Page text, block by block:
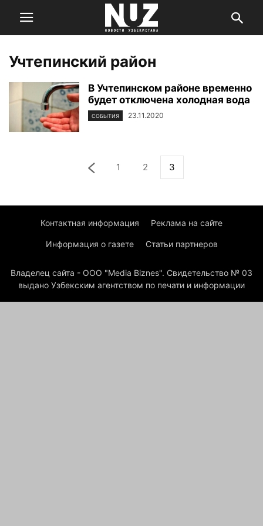
Учтепинский район
В Учтепинском районе временно
будет отключена холодная вода
СОБЫТИЯ 23.11.2020
1 2 3
Контактная информация Реклама на сайте
Информация о газете Статьи партнеров
Владелец сайта - ООО "Media Biznes". Свидетельство № 03
выдано Узбекским агентством по печати и информации